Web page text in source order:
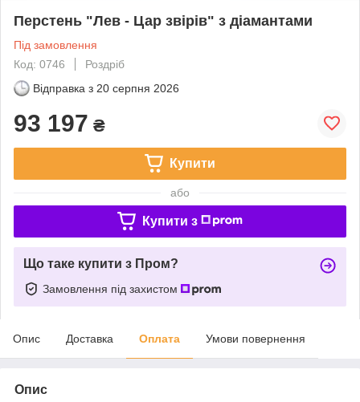
Перстень "Лев - Цар звірів" з діамантами
Під замовлення
Код: 0746
Роздріб
Відправка з 20 серпня 2026
93 197 ₴
Купити
або
Купити з
Що таке купити з Пром?
Замовлення під захистом
Опис Доставка Оплата Умови повернення
Опис